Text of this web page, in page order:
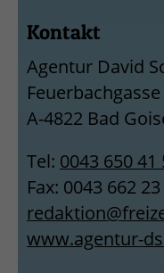
Kontakt
Agentur David
A-4822 Bad
Tel: 0043 650 41
Fax: 0043 662
www.agentur-